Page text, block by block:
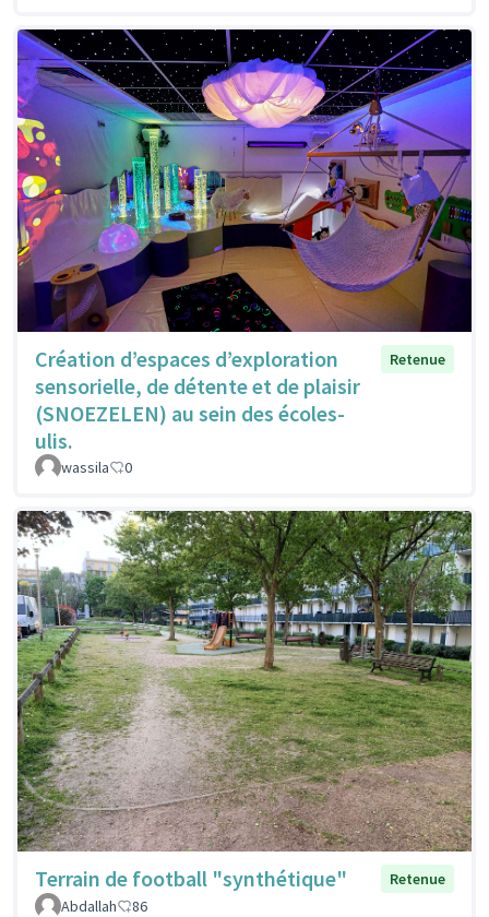
Création d’espaces d’exploration
sensorielle, de détente et de plaisir
(SNOEZELEN) au sein des écoles-
ulis.
Retenue
wassila 0
Terrain de football "synthétique"
Retenue
Abdallah
86